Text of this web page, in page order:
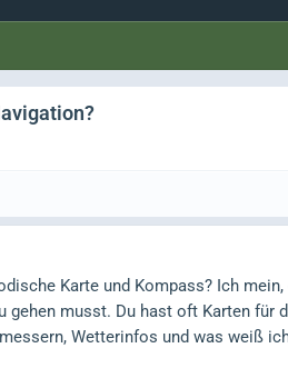
Karte und Kompass? Ich
gehen musst. Du hast oft Karten
Wetterinfos und was weiß